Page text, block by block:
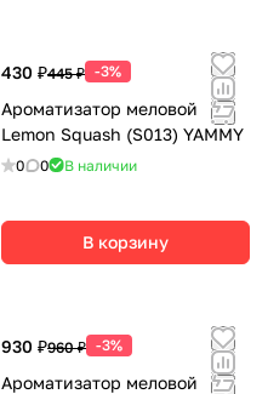
430 ₽445 ₽ -3%
Ароматизатор меловой
Lemon Squash (S013) YAMMY
0 0 В наличии
В корзину
930 ₽960 ₽ -3%
Ароматизатор меловой